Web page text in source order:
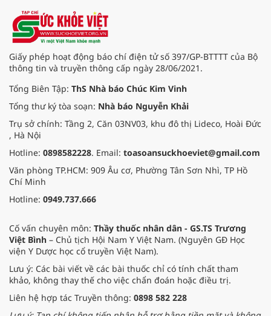
Giấy phép hoạt động báo chí điện tử số 397/GP-BTTTT của Bộ
thông tin và truyền thông cấp ngày 28/06/2021.
Tổng Biên Tập: ThS Nhà báo Chúc Kim Vinh
Tổng thư ký tòa soạn: Nhà báo Nguyễn Khải
Trụ sở chính: Tầng 2, Căn 03NV03, khu đô thị Lideco, Hoài Đức
, Hà Nội
Hotline: 0898582228. Email: toasoansuckhoeviet@gmail.com
Văn phòng TP.HCM: 909 Âu cơ, Phường Tân Sơn Nhì, TP Hồ
Chí Minh
Hotline: 0949.737.666
Cố vấn chuyên môn: Thầy thuốc nhân dân - GS.TS Trương
Việt Bình – Chủ tịch Hội Nam Y Việt Nam. (Nguyên GĐ Học
viện Y Dược học cổ truyền Việt Nam).
Lưu ý: Các bài viết về các bài thuốc chỉ có tính chất tham
khảo, không thay thế cho việc chẩn đoán hoặc điều trị.
Liên hệ hợp tác Truyền thông: 0898 582 228